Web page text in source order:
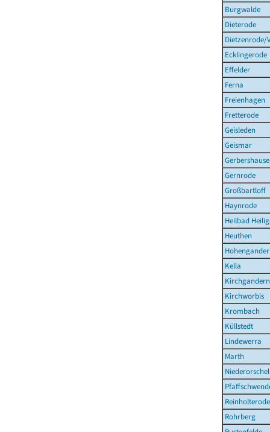
Burgwalde
Dieterode
Dietzenrode/
Ecklingerode
Effelder
Ferna
Freienhagen
Fretterode
Geisleden
Geismar
Gernrode
Großbartloff
Haynrode
Heilbad
Heuthen
Kella
Kirchgandern
Kirchworbis
Krombach
Küllstedt
Lindewerra
Marth
Niederorschel
Reinholterode
Rohrberg